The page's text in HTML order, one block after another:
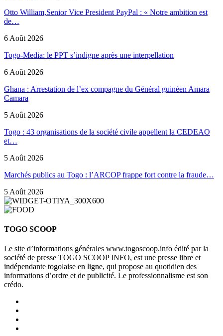
Otto William,Senior Vice President PayPal : « Notre ambition est
de…
6 Août 2026
Togo-Media: le PPT s’indigne après une interpellation
6 Août 2026
Ghana : Arrestation de l’ex compagne du Général guinéen Amara
Camara
5 Août 2026
Togo : 43 organisations de la société civile appellent la CEDEAO
et…
5 Août 2026
Marchés publics au Togo : l’ARCOP frappe fort contre la fraude…
5 Août 2026
TOGO SCOOP
Le site d’informations générales www.togoscoop.info édité par la
société de presse TOGO SCOOP INFO, est une presse libre et
indépendante togolaise en ligne, qui propose au quotidien des
informations d’ordre et de publicité. Le professionnalisme est son
crédo.